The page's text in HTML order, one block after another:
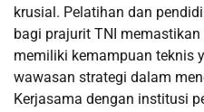
krusial. Pelatihan dan
bagi prajurit TNI
memiliki kemampuan teknis
wawasan strategi dalam
Kerjasama dengan institusi